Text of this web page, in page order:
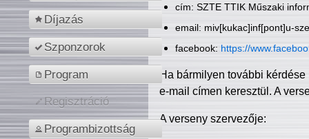
Díjazás
Szponzorok
Program
Regisztráció
Programbizottság
cím: SZTE TTIK Műszaki
email: miv[kukac]inf[pont]u-
facebook: https://
Ha bármilyen további
e-mail címen keresztül. A
A verseny szervezője: